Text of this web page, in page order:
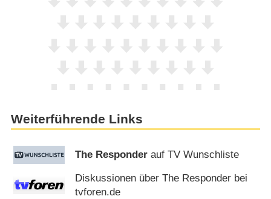
Weiterführende Links
The Responder auf TV Wunschliste
Diskussionen über The Responder bei
tvforen.de